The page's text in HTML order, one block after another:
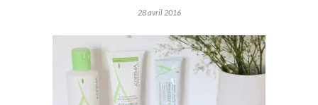
28 avril 2016